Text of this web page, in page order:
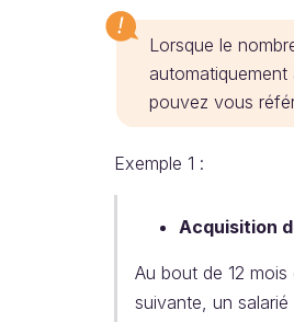
Lorsque le
pouvez vous
Exemple 1 :
Acquisition
Au bout de 12
suivante, un